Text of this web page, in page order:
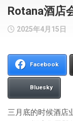
Rotana酒店
2025年4月15日
Facebook
Bluesky
三月底的时候酒店